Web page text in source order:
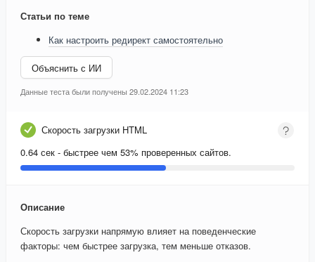
Статьи по теме
Как настроить редирект самостоятельно
Объяснить с ИИ
Данные теста были получены 29.02.2024 11:23
Скорость загрузки HTML
0.64 сек - быстрее чем 53% проверенных сайтов.
Описание
Скорость загрузки напрямую влияет на поведенческие
факторы: чем быстрее загрузка, тем меньше отказов.